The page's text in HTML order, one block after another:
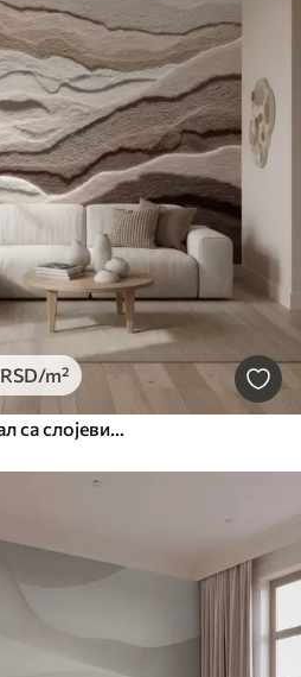
RSD/m²
Текстурирани зидни мурал са слојевитим пешчаним формацијама у топлој беж палети